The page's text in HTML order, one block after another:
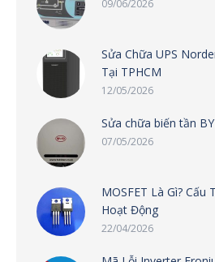
09/06/2026
Sửa Chữa UPS
Tại TPHCM
12/05/2026
Sửa chữa biến tần
07/05/2026
MOSFET Là Gì? Cấu
Hoạt Động
22/04/2026